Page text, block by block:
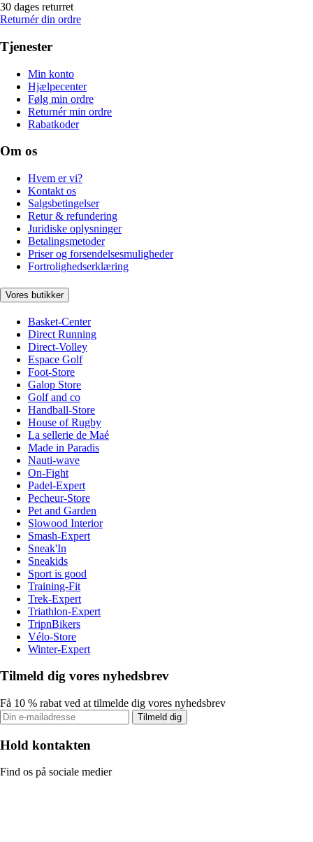
30 dages returret
Returnér din ordre
Tjenester
Min konto
Hjælpecenter
Følg min ordre
Returnér min ordre
Rabatkoder
Om os
Hvem er vi?
Kontakt os
Salgsbetingelser
Retur & refundering
Juridiske oplysninger
Betalingsmetoder
Priser og forsendelsesmuligheder
Fortrolighedserklæring
Vores butikker
Basket-Center
Direct Running
Direct-Volley
Espace Golf
Foot-Store
Galop Store
Golf and co
Handball-Store
House of Rugby
La sellerie de Maé
Made in Paradis
Nauti-wave
On-Fight
Padel-Expert
Pecheur-Store
Pet and Garden
Slowood Interior
Smash-Expert
Sneak'In
Sneakids
Sport is good
Training-Fit
Trek-Expert
Triathlon-Expert
TripnBikers
Vélo-Store
Winter-Expert
Tilmeld dig vores nyhedsbrev
Få 10 % rabat ved at tilmelde dig vores nyhedsbrev
Tilmeld dig
Hold kontakten
Find os på sociale medier